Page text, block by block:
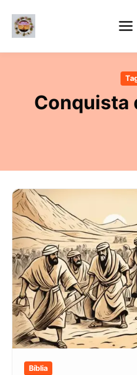
conteúdoConquista
Bíblia